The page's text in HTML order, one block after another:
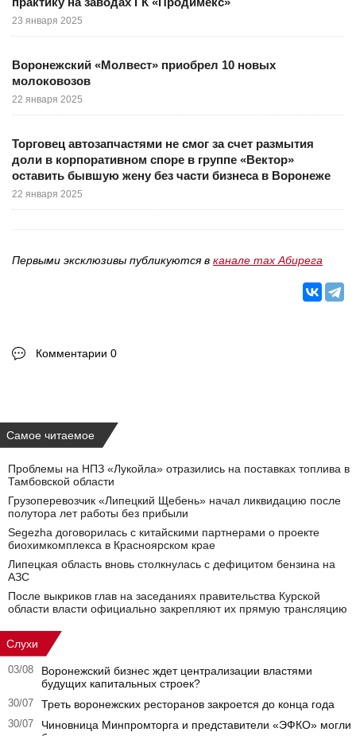
23 января 2025
Воронежский «Молвест» приобрел 10 новых
молоковозов
22 января 2025
Торговец автозапчастями не смог за счет размытия
доли в корпоративном споре в группе «Вектор»
оставить бывшую жену без части бизнеса в Воронеже
22 января 2025
Первыми эксклюзивы публикуются в канале max Абирега
Комментарии 0
Самое читаемое
Проблемы на НПЗ «Лукойла» отразились на поставках топлива в
Тамбовской области
Грузоперевозчик «Липецкий Щебень» начал ликвидацию после
полутора лет работы без прибыли
Segezha договорилась с китайскими партнерами о проекте
биохимкомплекса в Красноярском крае
Липецкая область вновь столкнулась с дефицитом бензина на
АЗС
После выкриков глав на заседаниях правительства Курской
области власти официально закрепляют их прямую трансляцию
Слухи
03/08
Воронежский бизнес ждет централизации властями
будущих капитальных строек?
30/07 Треть воронежских ресторанов закроется до конца года
30/07
Чиновница Минпромторга и представители «ЭФКО» могли